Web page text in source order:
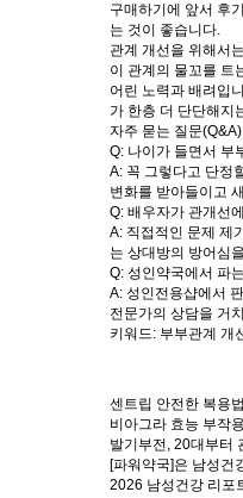
구매하기에 앞서 후
는 것이 좋습니다.
관계 개선을 위해서
이 관계의 물꼬를 트
어린 노력과 배려입
가 한층 더 단단해지
자주 묻는 질문(Q&A)
Q: 나이가 들면서 부
A: 꼭 그렇다고 단정
변화를 받아들이고
Q: 배우자가 관개선
A: 직접적인 문제 제
는 상대방의 방어심
Q: 성인약국에서 파
A: 성인전용샵에서
전문가의 상담을 거
키워드: 부부관계 개
센트립 안전한 복용
비아그라 효능 부작
발기부전, 20대부터
[파워약국]은 남성건
2026 남성건강 리포